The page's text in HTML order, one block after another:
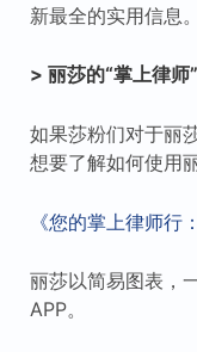
新最全的实用信息。
> 丽莎的“掌上律师
如果莎粉们对于丽
想要了解如何使用
《您的掌上律师行
丽莎以简易图表，
APP。